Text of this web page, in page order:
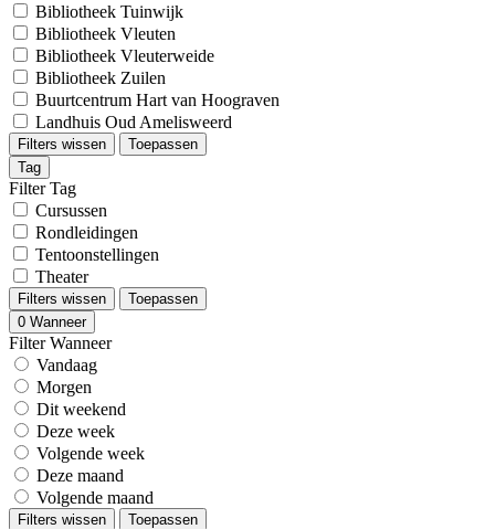
Bibliotheek Tuinwijk
Bibliotheek Vleuten
Bibliotheek Vleuterweide
Bibliotheek Zuilen
Buurtcentrum Hart van Hoograven
Landhuis Oud Amelisweerd
Filters wissen
Toepassen
Tag
Filter Tag
Cursussen
Rondleidingen
Tentoonstellingen
Theater
Filters wissen
Toepassen
0 Wanneer
Filter Wanneer
Vandaag
Morgen
Dit weekend
Deze week
Volgende week
Deze maand
Volgende maand
Filters wissen Toepassen